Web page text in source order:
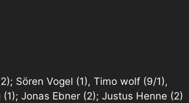
Sören Vogel (1), Timo wolf (9/1),
Jonas Ebner (2); Justus Henne (2)